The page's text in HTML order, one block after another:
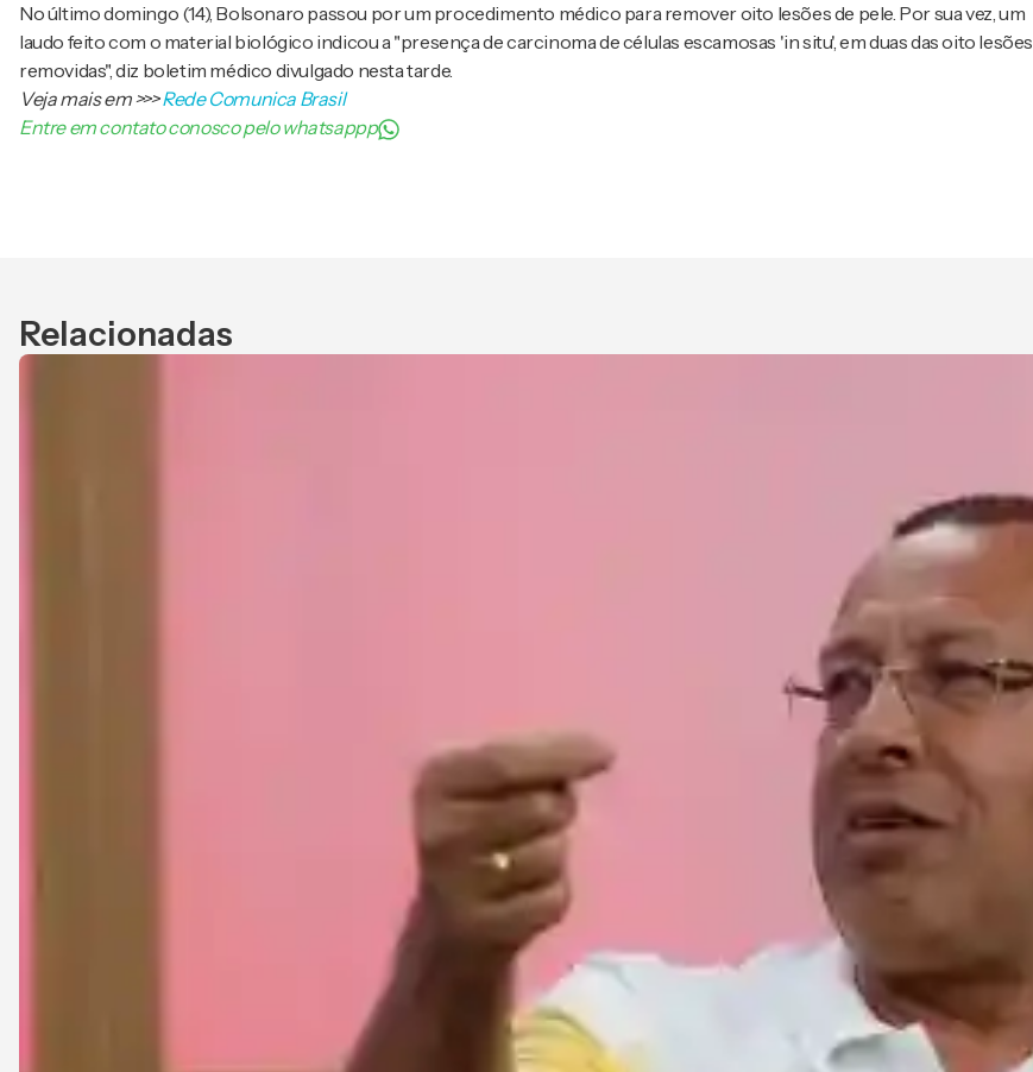
No último domingo (14), Bolsonaro passou por um procedimento médico para remover oito lesões de pele. Por sua vez, um
laudo feito com o material biológico indicou a "presença de carcinoma de células escamosas 'in situ', em duas das oito lesões
removidas", diz boletim médico divulgado nesta tarde.
Veja mais em>>>Rede Comunica Brasil
Entre em contato conosco pelo whatsappp
Relacionadas